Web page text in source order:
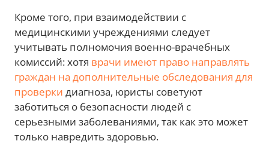
Кроме того, при взаимодействии с
медицинскими учреждениями следует
учитывать полномочия военно-врачебных
комиссий: хотя врачи имеют право направлять
граждан на дополнительные обследования для
проверки диагноза, юристы советуют
заботиться о безопасности людей с
серьезными заболеваниями, так как это может
только навредить здоровью.